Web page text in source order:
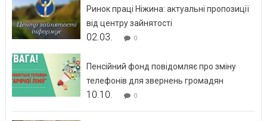
Ринок праці Ніжина: актуальні пропозиції
від центру зайнятості
02.03. 0
Пенсійний фонд повідомляє про зміну
телефонів для звернень громадян
10.10. 0